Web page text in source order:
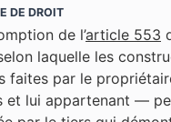
DE DROIT
de l’article 553
laquelle les
faites par le
et lui appartenant —